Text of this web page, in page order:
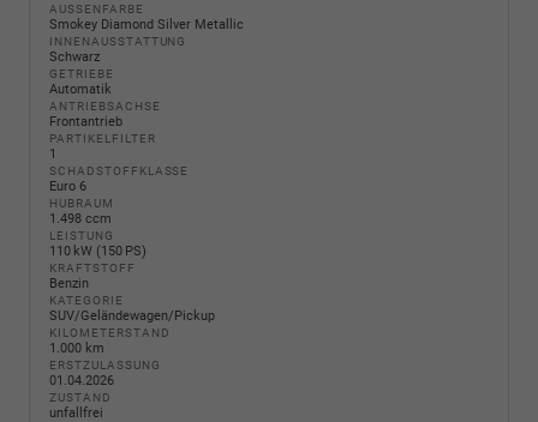
AUSSENFARBE
Smokey Diamond Silver Metallic
INNENAUSSTATTUNG
Schwarz
GETRIEBE
Automatik
ANTRIEBSACHSE
Frontantrieb
PARTIKELFILTER
1
SCHADSTOFFKLASSE
Euro 6
HUBRAUM
1.498 ccm
LEISTUNG
110 kW (150 PS)
KRAFTSTOFF
Benzin
KATEGORIE
SUV/Geländewagen/Pickup
KILOMETERSTAND
1.000 km
ERSTZULASSUNG
01.04.2026
ZUSTAND
unfallfrei